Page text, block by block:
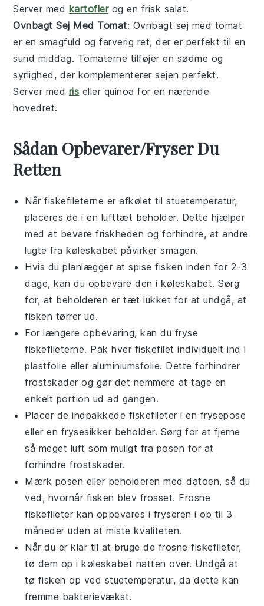
Server med kartoflerog en frisk salat.
Ovnbagt Sej Med Tomat: Ovnbagt sej med tomat
er en smagfuld og farverig ret, der er perfekt til en
sund middag. Tomaterne tilføjer en sødme og
syrlighed, der komplementerer sejen perfekt.
Server med ris eller quinoa for en nærende
hovedret.
Sådan Opbevarer/Fryser Du
Retten
Nårfiskefileterne er afkølet til stuetemperatur,
placeres de i en lufttæt beholder. Dette hjælper
med at bevare friskheden og forhindre, at andre
lugte fra køleskabet påvirker smagen.
Hvis du planlægger at spisefisken inden for 2-3
dage, kan du opbevare den i køleskabet. Sørg
for, at beholderen er tæt lukket for at undgå, at
fisken tørrer ud.
For længere opbevaring, kan du fryse
fiskefileterne. Pak hver fiskefilet individuelt ind i
plastfolie eller aluminiumsfolie. Dette forhindrer
frostskader og gør det nemmere at tage en
enkelt portion ud ad gangen.
Placer de indpakkede fiskefileter i en frysepose
eller en frysesikker beholder. Sørg for at fjerne
så meget luft som muligt fra posen for at
forhindre frostskader.
Mærk posen eller beholderen med datoen, så du
ved, hvornår fisken blev frosset. Frosne
fiskefileter kan opbevares i fryseren i op til 3
måneder uden at miste kvaliteten.
Når du er klar til at bruge de frosnefiskefileter,
tø dem op i køleskabet natten over. Undgå at
tø fisken op ved stuetemperatur, da dette kan
fremme bakterievækst.